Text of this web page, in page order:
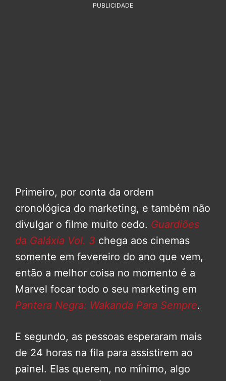
PUBLICIDADE
Primeiro, por conta da ordem
cronológica do marketing, e também não
divulgar o filme muito cedo. Guardiões
da Galáxia Vol. 3 chega aos cinemas
somente em fevereiro do ano que vem,
então a melhor coisa no momento é a
Marvel focar todo o seu marketing em
Pantera Negra: Wakanda Para Sempre.
E segundo, as pessoas esperaram mais
de 24 horas na fila para assistirem ao
painel. Elas querem, no mínimo, algo